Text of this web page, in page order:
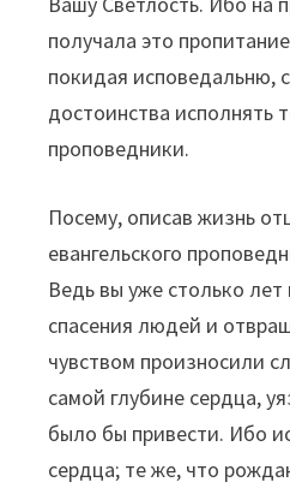
получала это
покидая исповедальню,
достоинства исполнять
проповедники.
Посему, описав жизнь
евангельского
Ведь вы уже столько
спасения людей и
чувством произносили
самой глубине сердца,
было бы привести. Ибо
сердца; те же, что